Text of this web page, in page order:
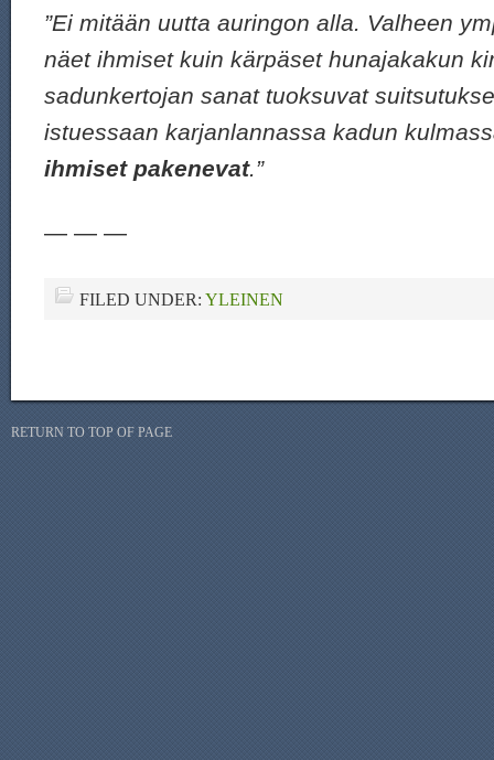
”Ei mitään uutta auringon alla. Valheen
näet ihmiset kuin kärpäset hunajakakun
sadunkertojan sanat tuoksuvat
istuessaan karjanlannassa kadun
ihmiset pakenevat.”
— — —
FILED UNDER: YLEINEN
RETURN TO TOP OF PAGE